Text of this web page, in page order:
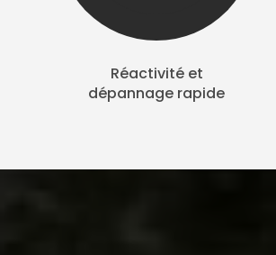
Réactivité et
dépannage rapide